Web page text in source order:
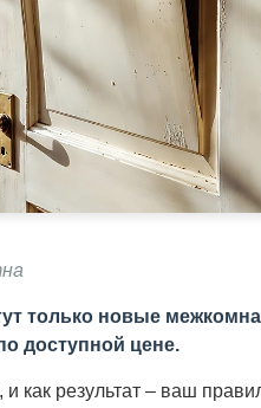
только новые
доступной цене.
как результат – ваш